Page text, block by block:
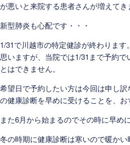
が悪いと来院する患者さんが増えてき
新型肺炎も心配です・・・
1/31で川越市の特定健診が終わりま
思いますが、当院では1/31まで予約で
とはできません。
希望日で予約したい方は今回は申し
の健康診断を早めに受けることを、お
また6月から始まるのでその時に早め
冬の時期に健康診断は寒いので暖か